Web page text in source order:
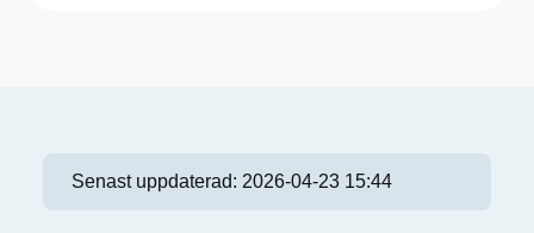
Senast uppdaterad: 2026-04-23 15:44